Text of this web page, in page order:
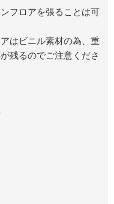
フロアを張ることは可
はビニル素材の為、重
残るのでご注意くださ